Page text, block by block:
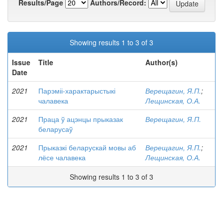
Results/Page
Authors/Record:
Showing results 1 to 3 of 3
Issue
Date
Title Author(s)
2021
Парэміі-характарыстыкі
чалавека
Верещагин, Я.П.;
Лещинская, О.А.
2021
Праца ў ацэнцы прыказак
беларусаў
Верещагин, Я.П.
2021
Прыказкі беларускай мовы аб
лёсе чалавека
Верещагин, Я.П.;
Лещинская, О.А.
Showing results 1 to 3 of 3